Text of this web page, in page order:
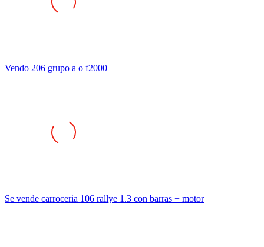
Vendo 206 grupo a o f2000
Se vende carroceria 106 rallye 1.3 con barras + motor